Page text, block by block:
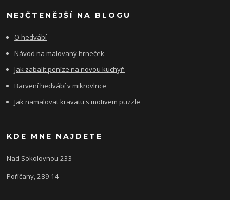
NEJČTENĚJŠÍ NA BLOGU
O hedvábí
Návod na malovaný hrneček
Jak zabalit peníze na novou kuchyň
Barvení hedvábí v mikrovlnce
Jak namalovat kravatu s motivem puzzle
KDE MNE NAJDETE
Nad Sokolovnou 233
Poříčany, 289 14